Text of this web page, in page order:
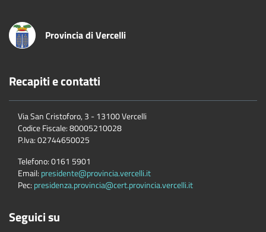
Provincia di Vercelli
Recapiti e contatti
Via San Cristoforo, 3 - 13100 Vercelli
Codice Fiscale:80005210028
P.Iva:02744650025
Telefono:0161 5901
Email: presidente@provincia.vercelli.it
Pec: presidenza.provincia@cert.provincia.vercelli.it
Seguici su